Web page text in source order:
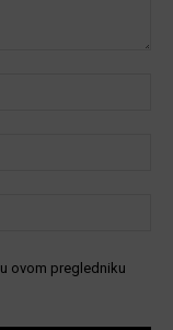
ovom pregledniku